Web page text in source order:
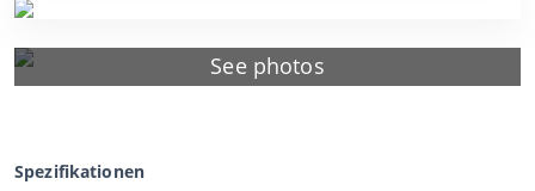
See photos
Spezifikationen